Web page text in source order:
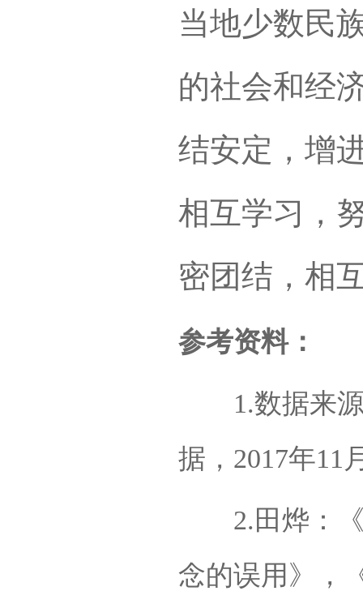
当地少数民
的社会和经
结安定，增
相互学习，
密团结，相
参考资料：
1.数据来源
据，2017年11
2.田烨：《
念的误用》，